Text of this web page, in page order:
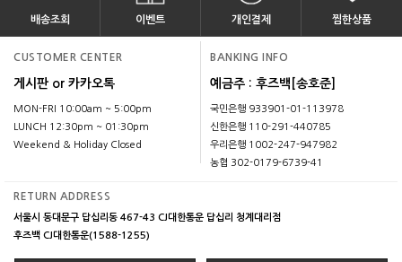
배송조회 이벤트 개인결제 찜한상품
CUSTOMER CENTER
게시판 or 카카오톡
MON-FRI 10:00am ~ 5:00pm
LUNCH 12:30pm ~ 01:30pm
Weekend & Holiday Closed
BANKING INFO
예금주 : 후즈백[송호준]
국민은행 933901-01-113978
신한은행 110-291-440785
우리은행 1002-247-947982
농협 302-0179-6739-41
RETURN ADDRESS
서울시 동대문구 답십리동 467-43 CJ대한통운 답십리 청계대리점
후즈백 CJ대한통운(1588-1255)